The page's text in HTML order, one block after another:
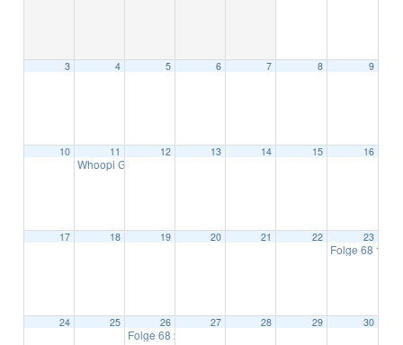
3 4 5 6 7 8 9
10 11
Whoopi Goldberg
12 13 14 15 16
17 18 19 20 21 22 23
Folge 6813:00
24 25 26
Folge 6820:00
27 28 29 30